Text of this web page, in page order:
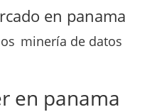
en panama
minería de datos
en panama